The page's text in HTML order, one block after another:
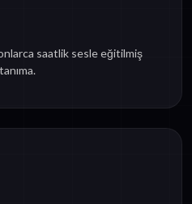
saatlik sesle eğitilmiş